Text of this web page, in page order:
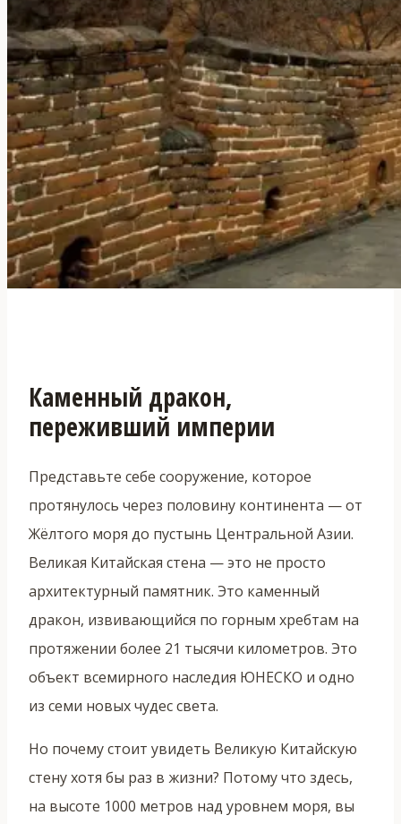
Каменный дракон,
переживший империи
Представьте себе сооружение, которое
протянулось через половину континента — от
Жёлтого моря до пустынь Центральной Азии.
Великая Китайская стена — это не просто
архитектурный памятник. Это каменный
дракон, извивающийся по горным хребтам на
протяжении более 21 тысячи километров. Это
объект всемирного наследия ЮНЕСКО и одно
из семи новых чудес света.
Но почему стоит увидеть Великую Китайскую
стену хотя бы раз в жизни? Потому что здесь,
на высоте 1000 метров над уровнем моря, вы